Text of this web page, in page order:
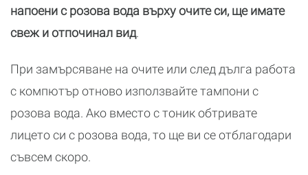
напоени с розова вода върху очите си, ще имате
свеж и отпочинал вид.
При замърсяване на очите или след дълга работа
с компютър отново използвайте тампони с
розова вода. Ако вместо с тоник обтривате
лицето си с розова вода, то ще ви се отблагодари
съвсем скоро.